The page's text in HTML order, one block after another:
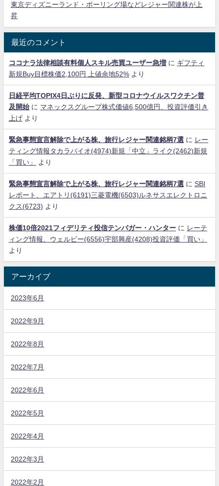
東京ディズニーランド・ボーリング場などレジャー関連株が上
昇
最近のコメント
ココナラ法律相談有料個人スキル売買ユーザー急増 に ギフティ
新規Buy目標株価2,100円 上値余地52% より
日経平均TOPIX4日ぶりに反発、新型コロナウイルスワクチン普
及開始に マネックスグループ株式価値6,500億円、投資評価引き
上げ より
緊急事態宣言解除で上がる株、旅行レジャー関連銘柄7選 に レー
ティング情報タカラバイオ(4974)新規「中立」ライク(2462)新規
「買い」
より
緊急事態宣言解除で上がる株、旅行レジャー関連銘柄7選 に SBI
レポート、エアトリ(6191)三菱電機(6503)ルネサスエレクトロニ
クス(6723) より
株価10倍2021フィデリティ投信テンバガー・ハンター に レーテ
ィング情報、ウェルビー(6556)宇部興産(4208)投資評価「買い」
より
アーカイブ
2023年6月
2022年9月
2022年8月
2022年7月
2022年6月
2022年5月
2022年4月
2022年3月
2022年2月